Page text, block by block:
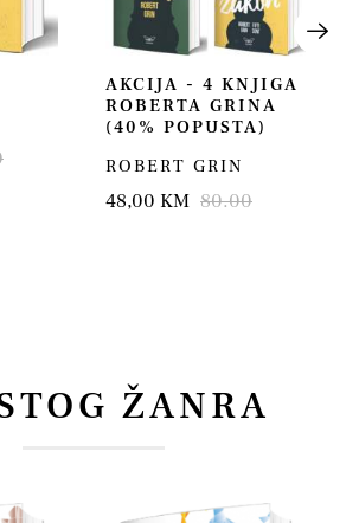
AKCIJA - 4 KNJIGA
ROBERTA GRINA
(40% POPUSTA)
ROBERT GRIN
48,00 KM 80.00
ŽANRA